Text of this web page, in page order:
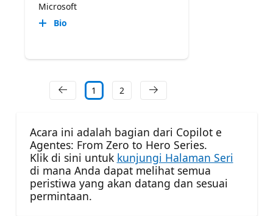
Microsoft
Bio
1 2
Acara ini adalah bagian dari Copilot e
Agentes: From Zero to Hero Series.
Klik di sini untuk kunjungi Halaman Seri
di mana Anda dapat melihat semua
peristiwa yang akan datang dan sesuai
permintaan.